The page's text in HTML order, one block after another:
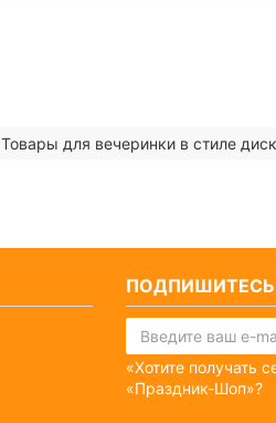
Товары для вечеринки в стиле
ПОДПИШИТЕСЬ
«Хотите получать
«Праздник-Шоп»?